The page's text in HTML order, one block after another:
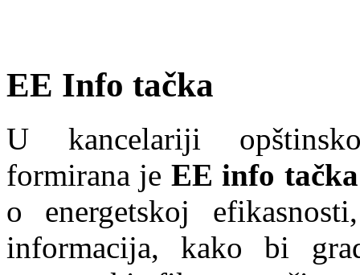
EE Info tačka
U kancelariji
formirana je EE info tačka
o energetskoj
informacija, kako bi